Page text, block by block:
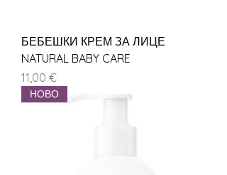
БЕБЕШКИ КРЕМ ЗА ЛИЦЕ
NATURAL BABY CARE
Цена
11,00 €
НОВО